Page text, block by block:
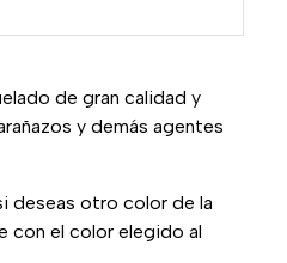
de gran calidad y
y demás agentes
deseas otro color de la
con el color elegido al